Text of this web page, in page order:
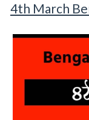
4th March